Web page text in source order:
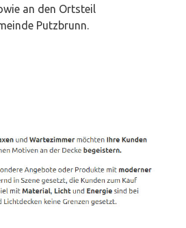
an den Ortsteil
Putzbrunn.